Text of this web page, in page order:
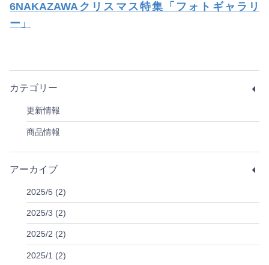
6NAKAZAWAクリスマス特集「フォトギャラリ
ー」
カテゴリー
更新情報
商品情報
アーカイブ
2025/5 (2)
2025/3 (2)
2025/2 (2)
2025/1 (2)